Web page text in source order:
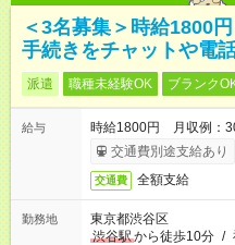
＜3名募集＞時給1800
手続きをチャットや電
派遣 職種未経験OK ブランク
給与
時給1800円 月収例：
交通費別途支給あり
交通費 全額支給
勤務地
東京都渋谷区
渋谷駅から徒歩10分 /